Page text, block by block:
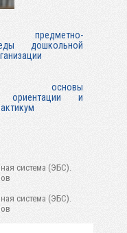
предметно-
дошкольной
основы
ориентации и
система (ЭБС).
система (ЭБС).